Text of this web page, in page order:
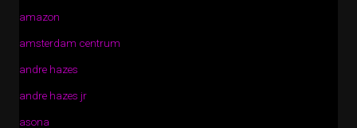
amazon
amsterdam centrum
andre hazes
andre hazes jr
asona